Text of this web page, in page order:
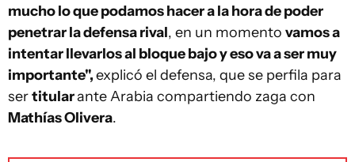
mucho lo que podamos hacer a la hora de poder
penetrar la defensa rival, en un momento vamos a
intentar llevarlos al bloque bajo y eso va a ser muy
importante",explicó el defensa, que se perfila para
sertitularante Arabia compartiendo zaga con
Mathías Olivera.